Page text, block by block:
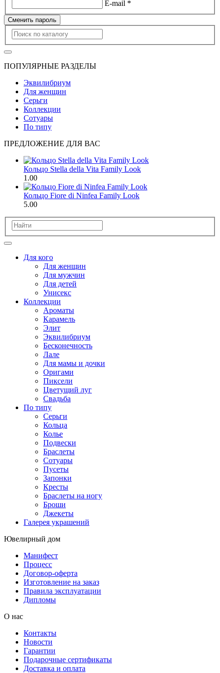
E-mail *
Сменить пароль
ПОПУЛЯРНЫЕ РАЗДЕЛЫ
Эквилибриум
Для женщин
Серьги
Коллекции
Сотуары
По типу
ПРЕДЛОЖЕНИЕ ДЛЯ ВАС
Кольцо Stella della Vita Family Look
1.00
Кольцо Fiore di Ninfea Family Look
5.00
Для кого
Для женщин
Для мужчин
Для детей
Унисекс
Коллекции
Ароматы
Карамель
Элит
Эквилибриум
Бесконечность
Лале
Для мамы и дочки
Оригами
Пиксели
Цветущий луг
Свадьба
По типу
Серьги
Кольца
Колье
Подвески
Браслеты
Сотуары
Пусеты
Запонки
Кресты
Браслеты на ногу
Броши
Джекеты
Галерея украшений
Ювелирный дом
Манифест
Процесс
Договор-оферта
Изготовление на заказ
Правила эксплуатации
Дипломы
О нас
Контакты
Новости
Гарантии
Подарочные сертификаты
Доставка и оплата